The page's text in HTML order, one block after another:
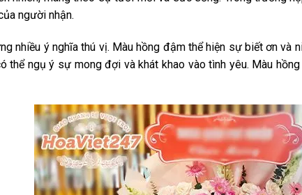
người nhận.
nhiều ý nghĩa thú vị. Màu hồng đậm thể hiện sự biết ơn và
ngụ ý sự mong đợi và khát khao vào tình yêu. Màu